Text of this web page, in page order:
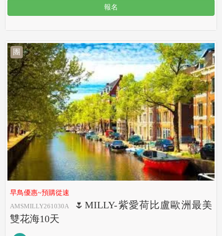
報名
團
早鳥優惠~預購從速
AMSMILLY261030A
🌷MILLY-紫愛荷比盧歐洲最美
雙花海10天